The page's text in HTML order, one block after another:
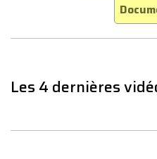
Les 4 dernières